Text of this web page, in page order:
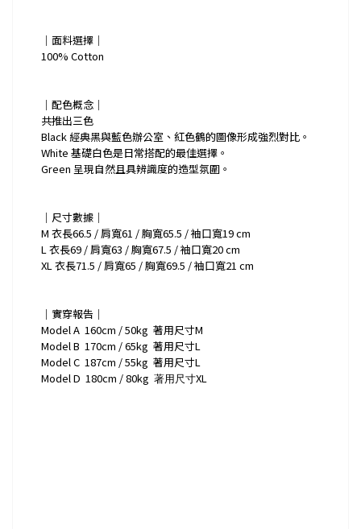
｜面料選擇｜
100% Cotton
｜配色概念｜
共推出三色
Black 經典黑與藍色辦公室、紅色鶴的圖像形成強烈對比。
White 基礎白色是日常搭配的最佳選擇。
Green 呈現自然且具辨識度的造型氛圍。
｜尺寸數據｜
M 衣長66.5 / 肩寬61 / 胸寬65.5 / 袖口寬19 cm
L 衣長69 / 肩寬63 / 胸寬67.5 / 袖口寬20 cm
XL 衣長71.5 / 肩寬65 / 胸寬69.5 / 袖口寬21 cm
｜實穿報告｜
Model A 160cm / 50kg 著用尺寸M
Model B 170cm / 65kg 著用尺寸L
Model C 187cm / 55kg 著用尺寸L
Model D 180cm / 80kg 著用尺寸XL